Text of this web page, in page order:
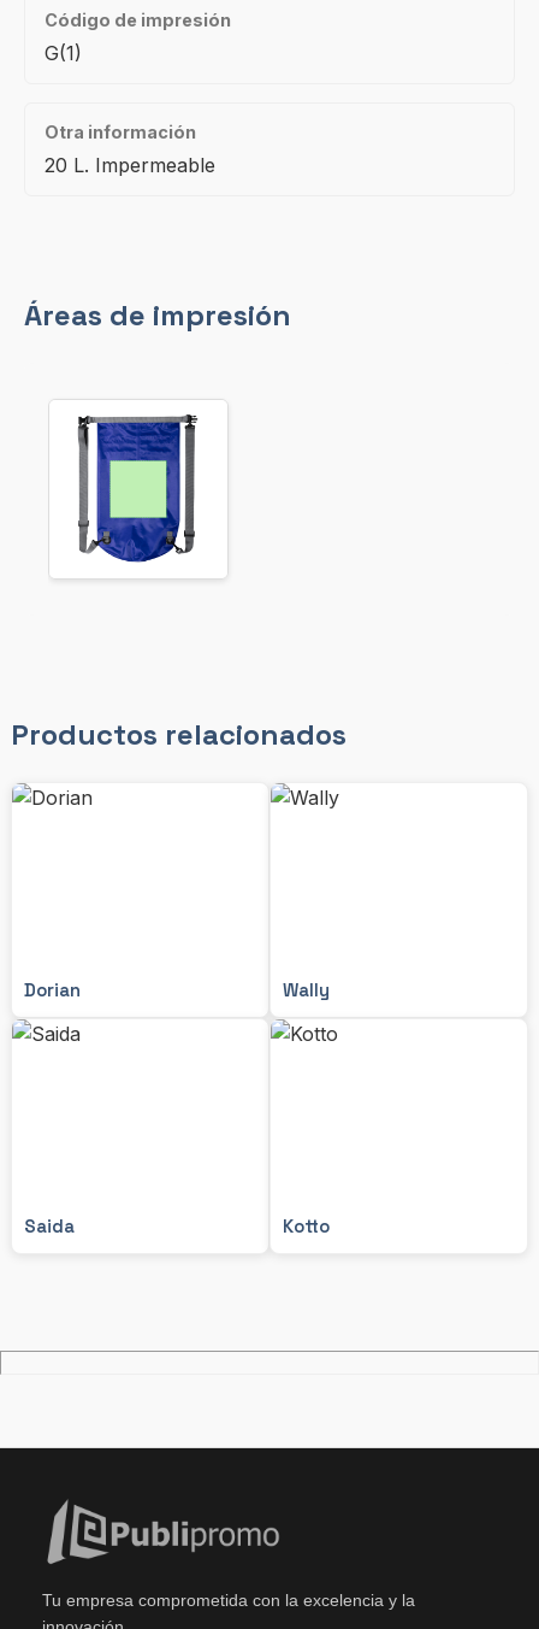
Código de impresión
G(1)
Otra información
20 L. Impermeable
Áreas de impresión
Productos relacionados
Dorian Wally
Saida Kotto
Tu empresa comprometida con la excelencia y la